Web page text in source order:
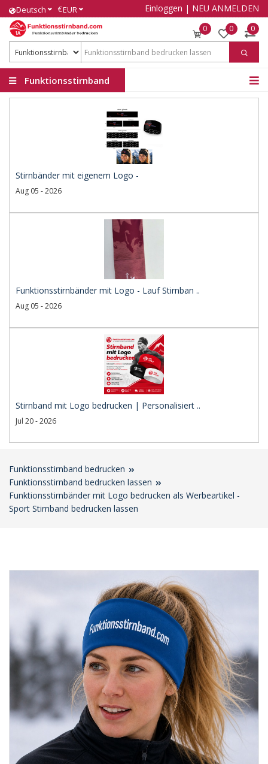
Deutsch €EUR Einloggen | NEU ANMELDEN
0 0 0
Funktionsstirnband
Stirnbänder mit eigenem Logo -
Aug 05 - 2026
Funktionsstirnbänder mit Logo - Lauf Stirnban ..
Aug 05 - 2026
Stirnband mit Logo bedrucken | Personalisiert ..
Jul 20 - 2026
Funktionsstirnband bedrucken
Funktionsstirnband bedrucken lassen
Funktionsstirnbänder mit Logo bedrucken als Werbeartikel -
Sport Stirnband bedrucken lassen